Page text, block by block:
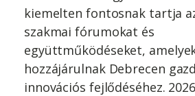
kiemelten fontosnak tartja
szakmai fórumokat és
együttműködéseket,
hozzájárulnak Debrecen
innovációs fejlődéséhez.